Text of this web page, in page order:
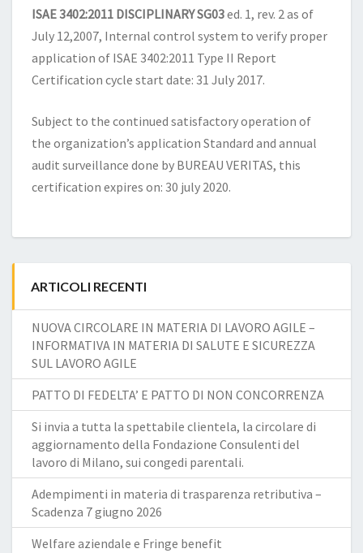
ISAE 3402:2011 DISCIPLINARY SG03ed. 1, rev. 2 as of
July 12,2007, Internal control system to verify proper
application of ISAE 3402:2011 Type II Report
Certification cycle start date: 31 July 2017.
Subject to the continued satisfactory operation of
the organization’s application Standard and annual
audit surveillance done by BUREAU VERITAS, this
certification expires on: 30 july 2020.
ARTICOLI RECENTI
NUOVA CIRCOLARE IN MATERIA DI LAVORO AGILE –
INFORMATIVA IN MATERIA DI SALUTE E SICUREZZA
SUL LAVORO AGILE
PATTO DI FEDELTA’ E PATTO DI NON CONCORRENZA
Si invia a tutta la spettabile clientela, la circolare di
aggiornamento della Fondazione Consulenti del
lavoro di Milano, sui congedi parentali.
Adempimenti in materia di trasparenza retributiva –
Scadenza 7 giugno 2026
Welfare aziendale e Fringe benefit